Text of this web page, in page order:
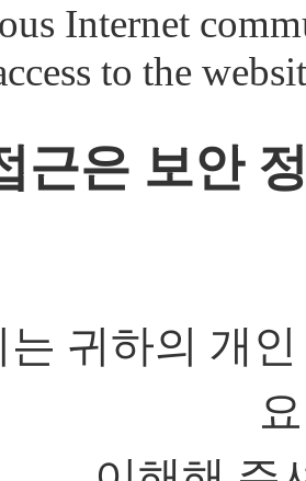
Internet
to the
근은 보안
는 귀하의 개